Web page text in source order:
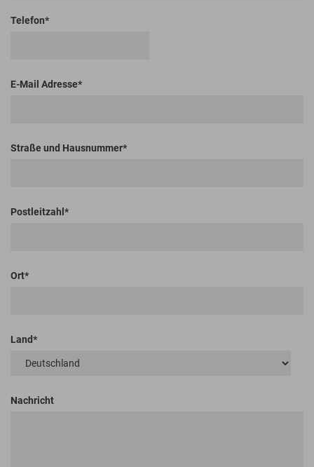
Telefon
E-Mail Adresse
Straße und Hausnummer
Postleitzahl
Ort
Land
Nachricht